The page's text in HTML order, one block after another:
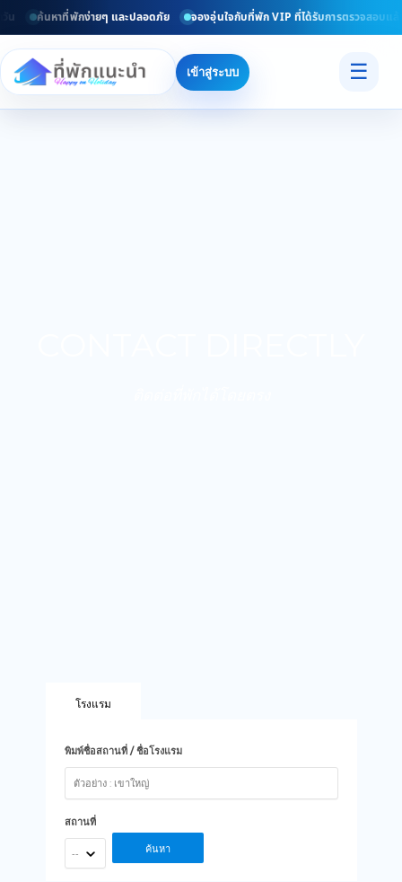
ค้นหาที่พักง่ายๆ และปลอดภัย จองอุ่นใจกับที่พัก VIP ที่ได้รับการตรวจสอบแล้ว
เข้าสู่ระบบ ☰
โรงแรม
พิมพ์ชื่อสถานที่ / ชื่อโรงแรม
สถานที่
-- ค้นหา